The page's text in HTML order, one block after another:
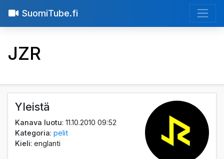
SuomiTube.fi
JZR
Yleistä
Kanava luotu: 11.10.2010 09:52
Kategoria:pelit
Kieli: englanti